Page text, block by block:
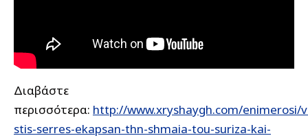
Διαβάστε
περισσότερα: http://www.xryshaygh.com/enimerosi/
stis-serres-ekapsan-thn-shmaia-tou-suriza-kai-